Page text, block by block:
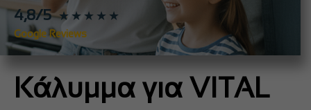
4,8/5 ★★★★★
Google Reviews
Κάλυμμα για VITAL